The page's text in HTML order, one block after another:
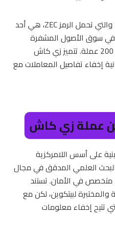
زي كاش، أو Zcash بالإنجليزية، والتي تحمل الرمز ZEC، هي أحد
في سوق الأصول المشفرة
المتقدمة والذي يضم أكثر من 200 عملة. تتميز زي كاش
إخفاء تفاصيل المعاملات مع
عملة زي كاش
على أسس اللامركزية
العلمي المدقق في مجال
في الأمان. تستند
والمختبرة لبيتكوين، لكن مع
تتيح إخفاء معلومات